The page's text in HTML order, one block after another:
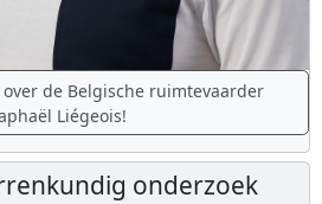
de Belgische ruimtevaarder
Liégeois!
onderzoek